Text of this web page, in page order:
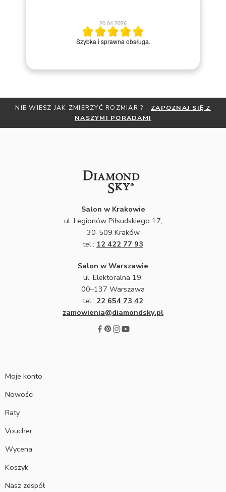
20.04.2026
Szybka i sprawna obsługa.
ZAPOZNAJ SIĘ Z
OTRZYMAJ BEZPŁATNĄ MIARKĘ
ZNIŻKIZAPISZ SIĘ DO
Salon w Krakowie
ul. Legionów Piłsudskiego 17,
30-509 Kraków
tel.: 12 422 77 93
Salon w Warszawie
ul. Elektoralna 19,
00–137 Warszawa
tel.: 22 654 73 42
zamowienia@diamondsky.pl
Moje konto
Nowości
Raty
Voucher
Wycena
Koszyk
Nasz zespół